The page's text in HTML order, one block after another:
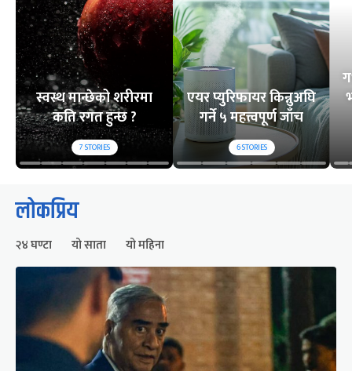
स्वस्थ मान्छेको शरीरमा
कति रगत हुन्छ ?
7STORIES
एयर प्युरिफायर किन्नुअघि
गर्ने ५ महत्त्वपूर्ण जाँच
6STORIES
लोकप्रिय
२४ घण्टा यो साता यो महिना